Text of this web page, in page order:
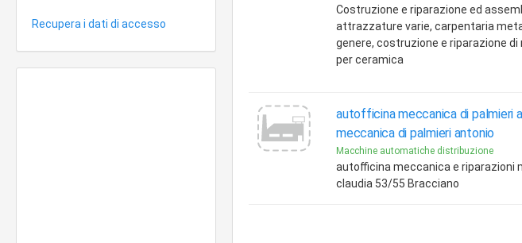
Recupera i dati di accesso
Costruzione e riparazione ed
attrazzature varie, carpentaria
genere, costruzione e riparazione
per ceramica
autofficina meccanica di palmieri
meccanica di palmieri antonio
Macchine automatiche distribuzione
autofficina meccanica e riparazioni
claudia 53/55 Bracciano